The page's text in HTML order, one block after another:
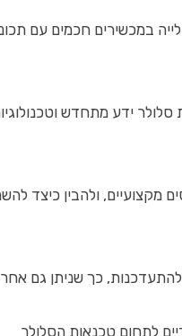
במכשירים חכמים עם
ולהבין כיצד
להתעדכנות, כך שניתן גם